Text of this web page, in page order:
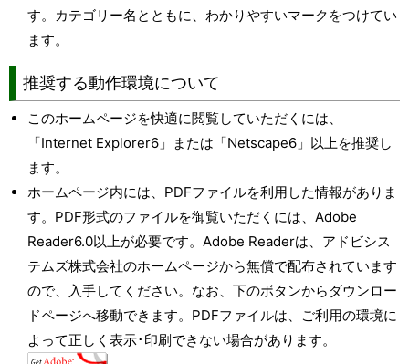
す。カテゴリー名とともに、わかりやすいマークをつけてい
ます。
推奨する動作環境について
このホームページを快適に閲覧していただくには、
「Internet Explorer6」または「Netscape6」以上を推奨し
ます。
ホームページ内には、PDFファイルを利用した情報がありま
す。PDF形式のファイルを御覧いただくには、Adobe
Reader6.0以上が必要です。Adobe Readerは、アドビシス
テムズ株式会社のホームページから無償で配布されています
ので、入手してください。なお、下のボタンからダウンロー
ドページへ移動できます。PDFファイルは、ご利用の環境に
よって正しく表示･印刷できない場合があります。